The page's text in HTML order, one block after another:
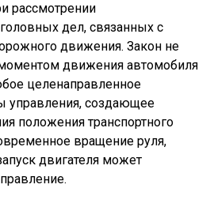
рассмотрении
дел, связанных с
движения. Закон не
движения автомобиля
целенаправленное
управления, создающее
положения транспортного
вращение руля,
двигателя может